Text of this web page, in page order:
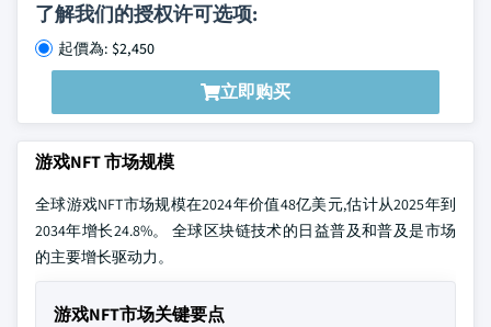
了解我们的授权许可选项:
起價為: $2,450
立即购买
游戏NFT 市场规模
全球游戏NFT市场规模在2024年价值48亿美元,估计从2025年到
2034年增长24.8%。 全球区块链技术的日益普及和普及是市场
的主要增长驱动力。
游戏NFT市场关键要点